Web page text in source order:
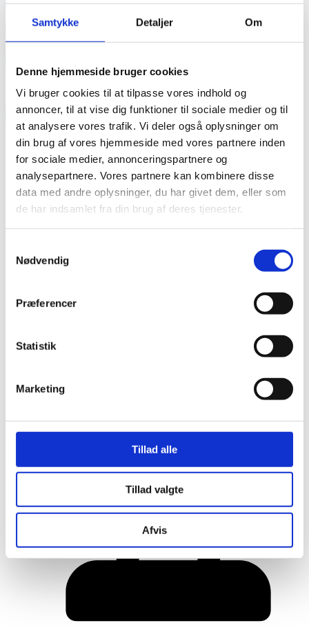
Samtykke Detaljer Om
Denne hjemmeside bruger cookies
Vi bruger cookies til at tilpasse vores indhold og
annoncer, til at vise dig funktioner til sociale medier og til
at analysere vores trafik. Vi deler også oplysninger om
din brug af vores hjemmeside med vores partnere inden
for sociale medier, annonceringspartnere og
analysepartnere. Vores partnere kan kombinere disse
data med andre oplysninger, du har givet dem, eller som
de har indsamlet fra din brug af deres tjenester.
Nødvendig
Præferencer
Statistik
Marketing
Tillad alle
Tillad valgte
Afvis
annonce
RAINBOW BUSINESS DENMARK
Rainbow Awards